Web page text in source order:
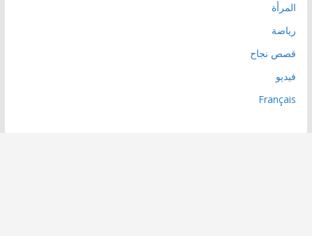
المرأة
رياضة
قصص نجاح
فيديو
Français